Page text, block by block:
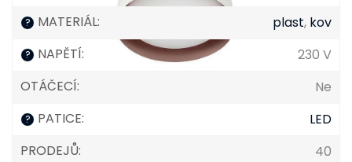
? MATERIÁL: plast, kov
? NAPĚTÍ:
230 V
OTÁČECÍ: Ne
? PATICE:
LED
PRODEJŮ: 40